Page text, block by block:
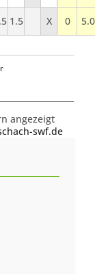
1.5 X 0 5.0
angezeigt
swf.de